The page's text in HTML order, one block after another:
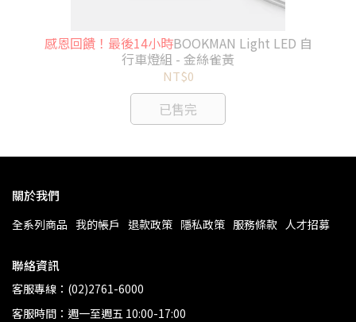
感恩回饋！最後14小時BOOKMAN Light LED 自
行車燈組 - 金絲雀黃
NT$0
已售完
關於我們
全系列商品 我的帳戶 退款政策 隱私政策 服務條款 人才招募
聯絡資訊
客服專線：(02)2761-6000
客服時間：週一至週五 10:00-17:00